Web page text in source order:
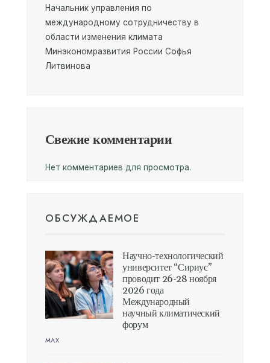
Начальник управления по
международному сотрудничеству в
области изменения климата
Минэкономразвития России Софья
Литвинова
Свежие комментарии
Нет комментариев для просмотра.
ОБСУЖДАЕМОЕ
Научно-технологический
университет “Сириус”
проводит 26-28 ноября
2026 года
Международный
научный климатический
форум
MAX